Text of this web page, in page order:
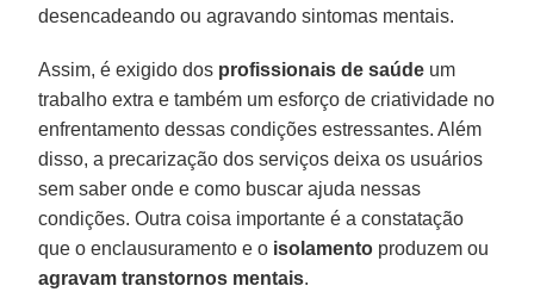
desencadeando ou agravando sintomas mentais.
Assim, é exigido dos profissionais de saúde um
trabalho extra e também um esforço de criatividade no
enfrentamento dessas condições estressantes. Além
disso, a precarização dos serviços deixa os usuários
sem saber onde e como buscar ajuda nessas
condições. Outra coisa importante é a constatação
que o enclausuramento e o isolamento produzem ou
agravam transtornos mentais.